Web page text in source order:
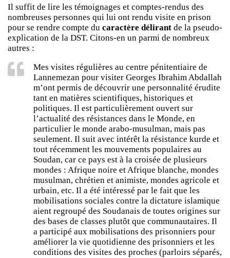
Il suffit de lire les témoignages et comptes-rendus des
nombreuses personnes qui lui ont rendu visite en prison
pour se rendre compte du caractère délirant de la pseudo-
explication de la DST. Citons-en un parmi de nombreux
autres :
Mes visites régulières au centre pénitentiaire de
Lannemezan pour visiter Georges Ibrahim Abdallah
m’ont permis de découvrir une personnalité érudite
tant en matières scientifiques, historiques et
politiques. Il est particulièrement ouvert sur
l’actualité des résistances dans le Monde, en
particulier le monde arabo-musulman, mais pas
seulement. Il suit avec intérêt la résistance kurde et
tout récemment les mouvements populaires au
Soudan, car ce pays est à la croisée de plusieurs
mondes : Afrique noire et Afrique blanche, mondes
musulman, chrétien et animiste, mondes agricole et
urbain, etc. Il a été intéressé par le fait que les
mobilisations sociales contre la dictature islamique
aient regroupé des Soudanais de toutes origines sur
des bases de classes plutôt que communautaires. Il
a participé aux mobilisations des prisonniers pour
améliorer la vie quotidienne des prisonniers et les
conditions des visites des proches (parloirs séparés,